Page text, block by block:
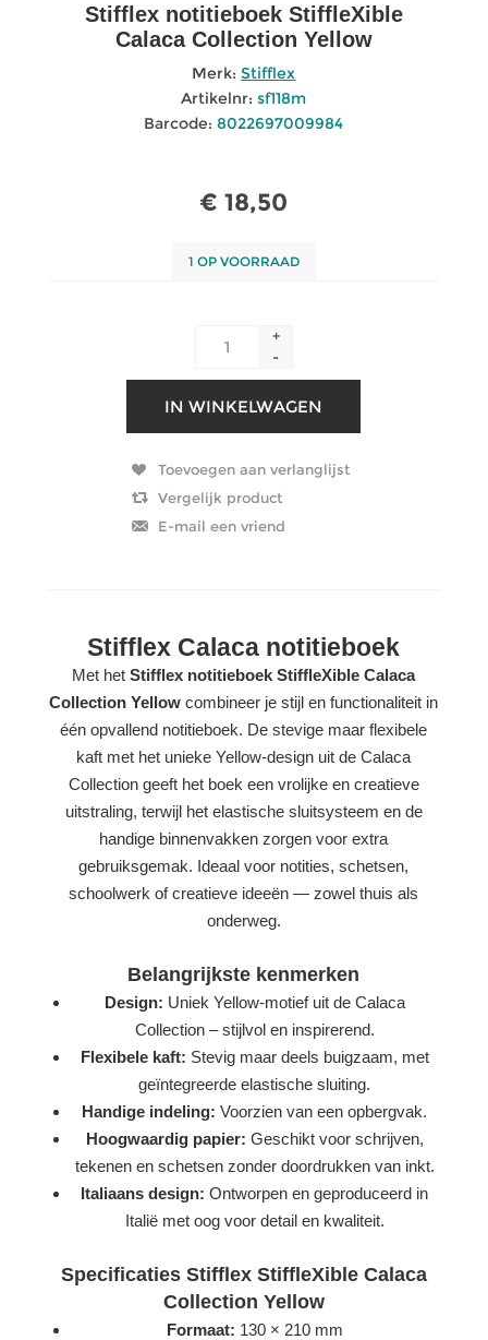
Stifflex notitieboek StiffleXible
Calaca Collection Yellow
Merk: Stifflex
Artikelnr: sf118m
Barcode: 8022697009984
€ 18,50
1 OP VOORRAAD
+
-
Stifflex Calaca notitieboek
Met hetStifflex notitieboek StiffleXible Calaca
Collection Yellow combineer je stijl en functionaliteit in
één opvallend notitieboek. De stevige maar flexibele
kaft met het unieke Yellow-design uit de Calaca
Collection geeft het boek een vrolijke en creatieve
uitstraling, terwijl het elastische sluitsysteem en de
handige binnenvakken zorgen voor extra
gebruiksgemak. Ideaal voor notities, schetsen,
schoolwerk of creatieve ideeën — zowel thuis als
onderweg.
Belangrijkste kenmerken
Design: Uniek Yellow-motief uit de Calaca
Collection – stijlvol en inspirerend.
Flexibele kaft: Stevig maar deels buigzaam, met
geïntegreerde elastische sluiting.
Handige indeling: Voorzien van een opbergvak.
Hoogwaardig papier: Geschikt voor schrijven,
tekenen en schetsen zonder doordrukken van inkt.
Italiaans design: Ontworpen en geproduceerd in
Italië met oog voor detail en kwaliteit.
Specificaties Stifflex StiffleXible Calaca
Collection Yellow
Formaat: 130 × 210 mm